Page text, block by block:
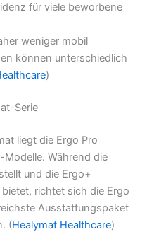
für viele beworbene
weniger mobil
können unterschiedlich
)
Serie
liegt die Ergo Pro
Während die
und die Ergo+
richtet sich die Ergo
Ausstattungspaket
(Healymat Healthcare)